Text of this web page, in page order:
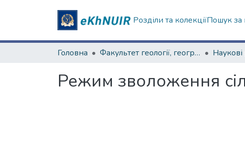
Розділи та колекціїПошук за
Головна Факультет геології, географіії, рекреації і туризму
Режим зволоження